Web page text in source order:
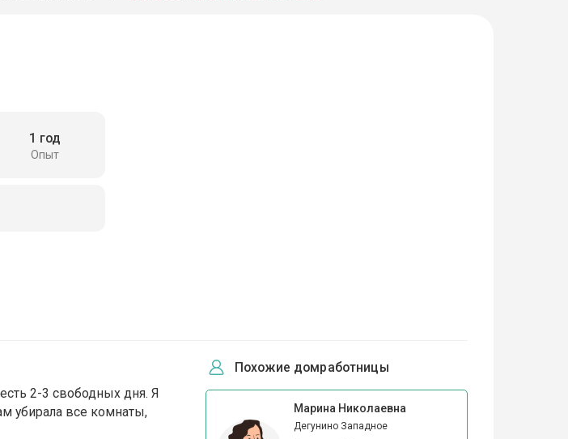
Опыт
1 год
2-3 свободных дня. Я
убирала все комнаты,
Похожие домработницы
Марина Николаевна
Дегунино Западное